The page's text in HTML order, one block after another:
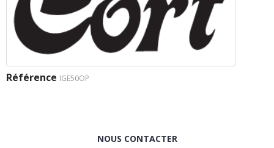
Référence IGE50OP
NOUS CONTACTER